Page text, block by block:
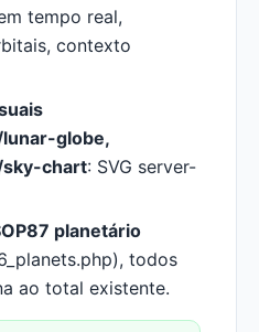
tempo real,
contexto
globe,
chart: SVG server-
planetário
todos
ao total existente.